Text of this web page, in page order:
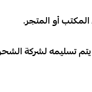
أو المتجر.